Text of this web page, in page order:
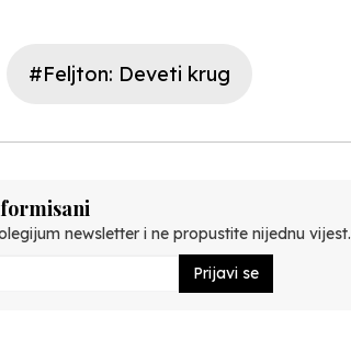
#Feljton: Deveti krug
newsletter i ne propustite nijednu vijest.
Prijavi se